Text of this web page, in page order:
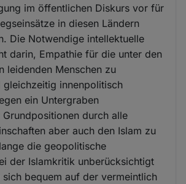
im öffentlichen Diskurs vor für
in diesen Ländern
Die Notwendige intellektuelle
darin, Empathie für die unter den
leidenden Menschen zu
gleichzeitig innenpolitisch
ein Untergraben
Grundpositionen durch alle
aber auch den Islam zu
die geopolitische
der Islamkritik unberücksichtigt
bequem auf der vermeintlich